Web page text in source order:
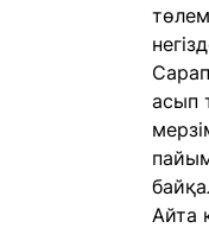
асып
Айта